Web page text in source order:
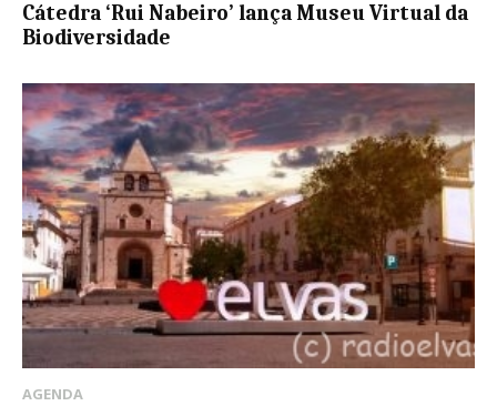
Cátedra ‘Rui Nabeiro’ lança Museu Virtual da
Biodiversidade
AGENDA